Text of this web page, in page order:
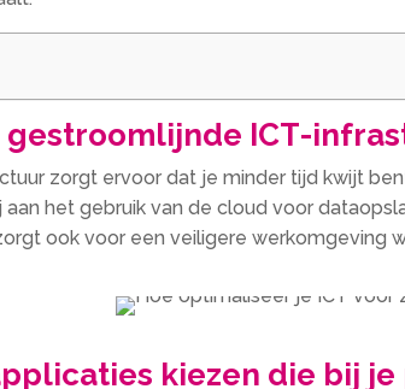
gestroomlijnde ICT-
zorgt ervoor dat je minder tijd kwijt
aan het gebruik van de cloud voor
ook voor een veiligere werkomgeving
kiezen die bij je